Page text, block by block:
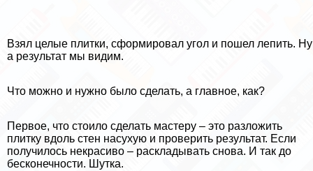
Взял целые плитки, сформировал угол и пошел лепить. Ну
а результат мы видим.
Что можно и нужно было сделать, а главное, как?
Первое, что стоило сделать мастеру – это разложить
плитку вдоль стен насухую и проверить результат. Если
получилось некрасиво – раскладывать снова. И так до
бесконечности. Шутка.